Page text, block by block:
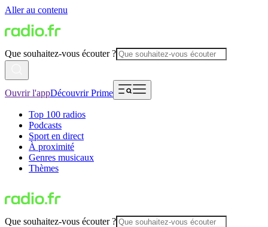
Aller au contenu
Que souhaitez-vous écouter ?
Ouvrir l'appDécouvrir Prime
Top 100 radios
Podcasts
Sport en direct
À proximité
Genres musicaux
Thèmes
Que souhaitez-vous écouter ?